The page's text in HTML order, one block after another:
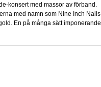
konsert med massor av förband.
med namn som Nine Inch Nails,
En på många sätt imponerande